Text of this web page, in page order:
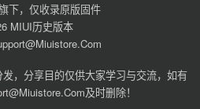
下，仅收录原版固件
MIUI历史版本
，分享目的仅供大家学习与交流，如有
及时删除！